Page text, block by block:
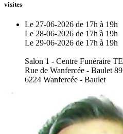
visites
Le 27-06-2026 de 17h à 19h
Le 28-06-2026 de 17h à 19h
Le 29-06-2026 de 17h à 19h
Salon 1 - Centre Funéraire
Rue de Wanfercée - Baulet 89
6224 Wanfercée - Baulet